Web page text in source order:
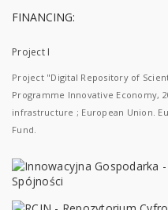
FINANCING:
Project I
Project "Digital Repository of
Programme Innovative Economy,
infrastructure ; European Union.
Fund.